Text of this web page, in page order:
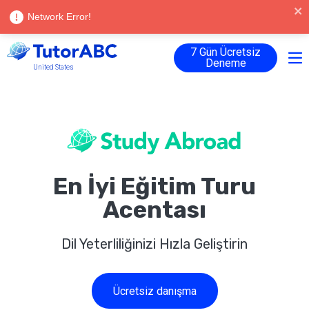
Giriş
United States
7 Gün Ücretsiz
Deneme
En İyi Eğitim Turu
Acentası
Dil Yeterliliğinizi Hızla Geliştirin
Ücretsiz danışma
Network Error!